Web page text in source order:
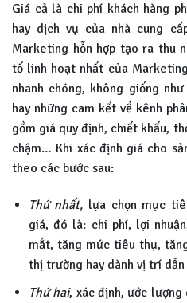
Giá cả là chi phí khách hàng
hay dịch vụ của nhà cung
Marketing hỗn hợp tạo ra thu
tố linh hoạt nhất của
nhanh chóng, không giống
hay những cam kết về kênh
gồm giá quy định, chiết khấu,
chậm… Khi xác định giá cho
theo các bước sau:
Thứ nhất, lựa chọn mục
giá, đó là: chi phí, lợi
mắt, tăng mức tiêu thụ,
thị trường hay dành vị trí
Thứ hai, xác định, ước lượng